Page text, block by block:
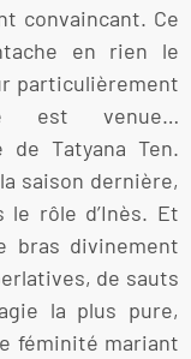
convaincant. Ce
en rien le
particulièrement
est venue…
de Tatyana Ten.
saison dernière,
rôle d’Inès. Et
bras divinement
de sauts
la plus pure,
féminité mariant